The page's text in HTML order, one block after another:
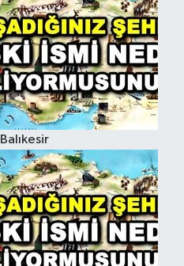
Balıkesir